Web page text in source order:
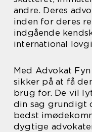
andre. Deres
inden for deres
indgående
international
Med Advokat
sikker på at få
brug for. De vil
din sag grundigt
bedst
dygtige